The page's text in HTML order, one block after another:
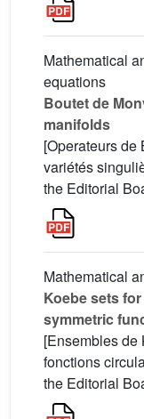
Mathematical
equations
Boutet de
manifolds
[Operateurs de
variétés
the Editorial
Mathematical
Koebe sets
symmetric
[Ensembles de
fonctions
the Editorial